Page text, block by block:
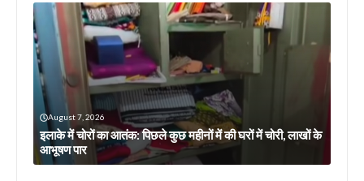
August 7, 2026
इलाके में चोरों का आतंक: पिछले कुछ महीनों में की घरों में चोरी, लाखों के
आभूषण पार